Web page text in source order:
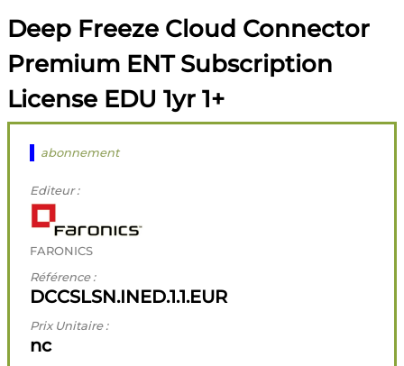
Deep Freeze Cloud Connector
Premium ENT Subscription
License EDU 1yr 1+
abonnement
Editeur :
FARONICS
Référence :
DCCSLSN.INED.1.1.EUR
Prix Unitaire :
nc